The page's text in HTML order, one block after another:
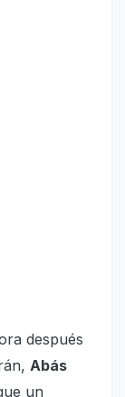
después
Abás
un